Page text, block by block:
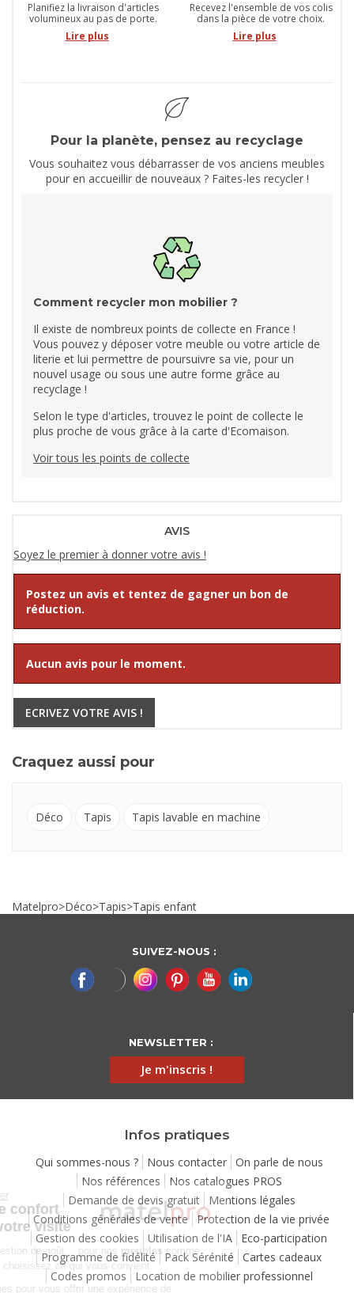
Planifiez la livraison d'articles
volumineux au pas de porte.
Lire plus
Recevez l'ensemble de vos colis
dans la pièce de votre choix.
Lire plus
Pour la planète, pensez au recyclage
Vous souhaitez vous débarrasser de vos anciens meubles
pour en accueillir de nouveaux ? Faites-les recycler !
Comment recycler mon mobilier ?
Il existe de nombreux points de collecte en France !
Vous pouvez y déposer votre meuble ou votre article de
literie et lui permettre de poursuivre sa vie, pour un
nouvel usage ou sous une autre forme grâce au
recyclage !
Selon le type d'articles, trouvez le point de collecte le
plus proche de vous grâce à la carte d'Ecomaison.
Voir tous les points de collecte
AVIS
Soyez le premier à donner votre avis !
Postez un avis et tentez de gagner un bon de
réduction.
Aucun avis pour le moment.
ECRIVEZ VOTRE AVIS !
Craquez aussi pour
Déco Tapis Tapis lavable en machine
Matelpro>Déco>Tapis>Tapis enfant
SUIVEZ-NOUS :
NEWSLETTER :
Je m'inscris !
Infos pratiques
Qui sommes-nous ? Nous contacter
On parle de nous
Nos références
Nos catalogues PROS
Demande de devis gratuit
Mentions légales
Conditions générales de vente
Protection de la vie privée
Gestion des cookies
Utilisation de l'IA
Eco-participation
Programme de fidélité
Pack Sérénité
Cartes cadeaux
Codes promos
Location de mobilier professionnel
Continuer sans accepter
Chez Matelpro, le confort
commence dès votre visite
Le confort , c'est une question de goût… pour nosmeubles
comme
pour nos cookies ! Vous choisissez ce qui vous convient.
Nous utilisons des cookies pour vous offrir une expérience de